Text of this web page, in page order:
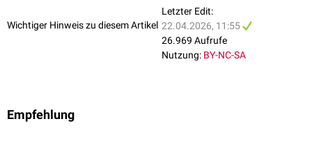
extremen Bedingungen (extremer Dehnung der Ventrikel) können sie eine
reflektorischeBradykardieund periphereVasodilatationauslösen
Wichtiger Hinweis zu diesem Artikel
Letzter Edit:
22.04.2026, 11:55
26.969 Aufrufe
Nutzung: BY-NC-SA
Empfehlung